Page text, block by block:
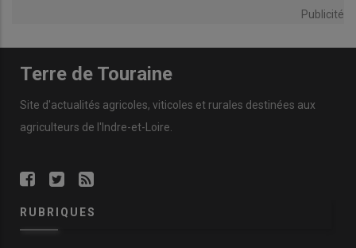
Publicité
Terre de Touraine
Site d'actualités agricoles, viticoles et rurales destinées aux
agriculteurs de l'Indre-et-Loire.
RUBRIQUES